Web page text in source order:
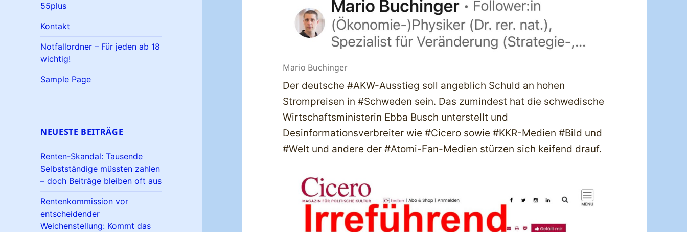
55plus
Kontakt
Notfallordner – Für jeden ab 18
wichtig!
Sample Page
NEUESTE BEITRÄGE
Renten-Skandal: Tausende
Selbstständige müssten zahlen
– doch Beiträge bleiben oft aus
Rentenkommission vor
entscheidender
Weichenstellung: Kommt das
Mario Buchinger
Der deutsche #AKW-Ausstieg soll angeblich Schuld an hohen
Strompreisen in #Schweden sein. Das zumindest hat die schwedische
Wirtschaftsministerin Ebba Busch unterstellt und
Desinformationsverbreiter wie #Cicero sowie #KKR-Medien #Bild und
#Welt und andere der #Atomi-Fan-Medien stürzen sich keifend drauf.